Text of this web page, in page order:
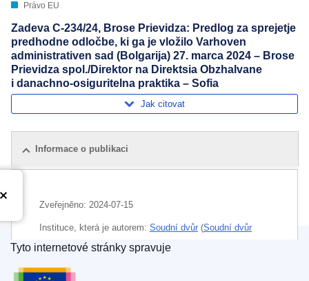
Právo EU
Zadeva C-234/24, Brose Prievidza: Predlog za sprejetje
predhodne odločbe, ki ga je vložilo Varhoven
administrativen sad (Bolgarija) 27. marca 2024 – Brose
Prievidza spol./Direktor na Direktsia Obzhalvane
i danachno-osiguritelna praktika – Sofia
Jak citovat
Informace o publikaci
Zveřejněno: 2024-07-15
Instituce, která je autorem: Soudní dvůr (Soudní dvůr
Evropské unie)
Téma:daň z přidané hodnoty
Úřad pro publikace Evropské unie
Tyto internetové stránky spravuje